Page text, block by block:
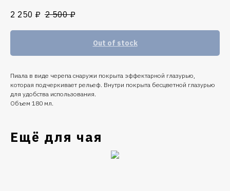
2 250 ₽ 2 500 ₽
Out of stock
Пиала в виде черепа снаружи покрыта эффектарной глазурью,
которая подчеркивает рельеф. Внутри покрыта бесцветной глазурью
для удобства использования.
Объем 180 мл.
Ещё для чая